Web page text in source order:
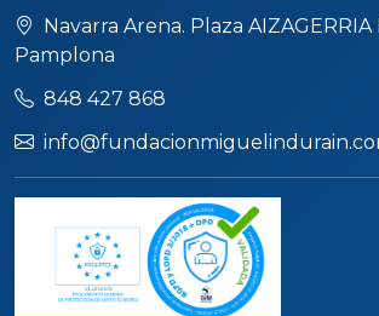
Navarra Arena. Plaza AIZAGERRIA
Pamplona
848 427 868